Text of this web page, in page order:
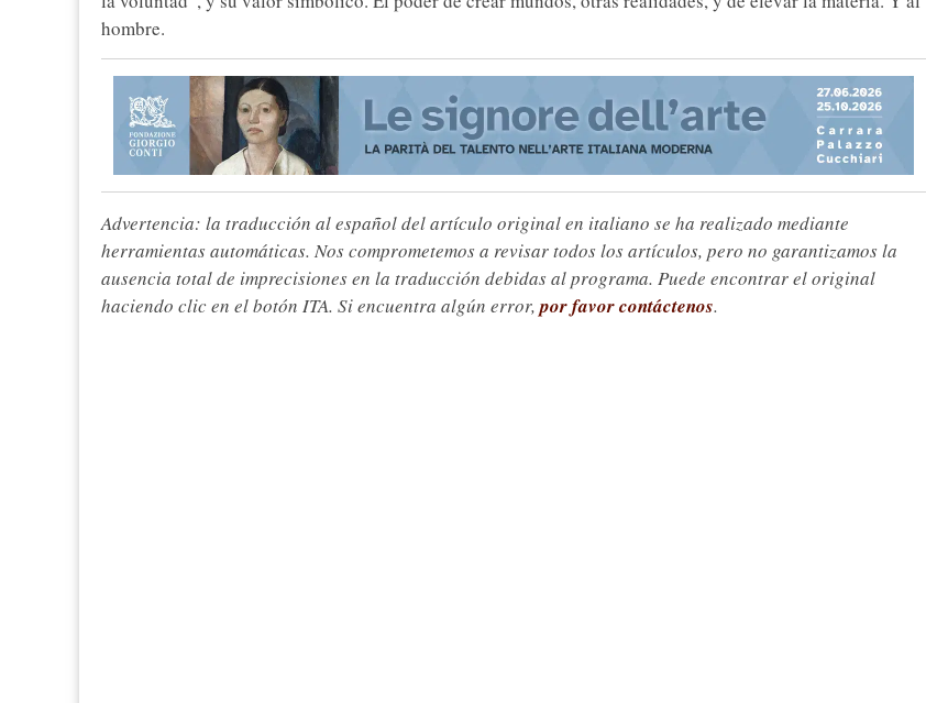
hombre.
Advertencia: la traducción al español del artículo original en italiano se ha realizado mediante
herramientas automáticas. Nos comprometemos a revisar todos los artículos, pero no garantizamos la
ausencia total de imprecisiones en la traducción debidas al programa. Puede encontrar el original
haciendo clic en el botón ITA. Si encuentra algún error,por favor contáctenos.